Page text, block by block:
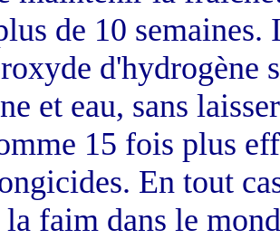
de 10
d'hydrogène
et eau, sans
15 fois plus
En tout
faim dans le